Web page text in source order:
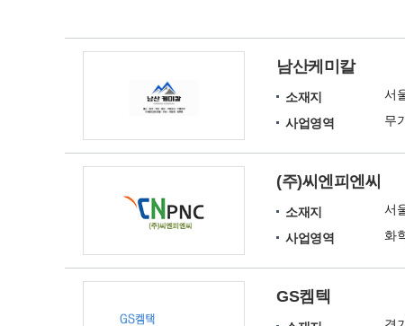
남산케미칼
소재지
서
사업영역
무
(주)씨엔피엔씨
소재지
서
사업영역
GS켐텍